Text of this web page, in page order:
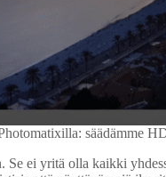
säädämme
Se ei yritä olla kaikki